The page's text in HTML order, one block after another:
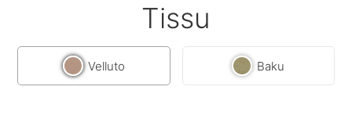
Tissu
Velluto Baku